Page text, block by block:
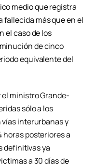
medio que registra
más que en el
el caso de los
de cinco
equivalente del
ministro Grande-
sólo a los
interurbanas y
horas posteriores a
definitivas ya
a 30 días de